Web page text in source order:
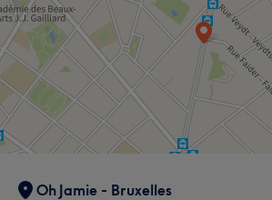
Oh Jamie - Bruxelles